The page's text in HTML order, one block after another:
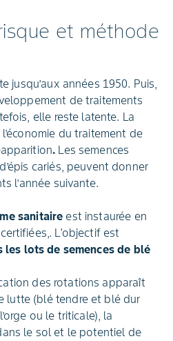
et méthode
jusqu’aux années 1950. Puis,
de traitements
elle reste latente. La
du traitement de
. Les semences
cariés, peuvent donner
l’année suivante.
sanitaire est instaurée en
L'objectif est
les lots de semences de blé
des rotations apparaît
lutte (blé tendre et blé dur
ou le triticale), la
le sol et le potentiel de